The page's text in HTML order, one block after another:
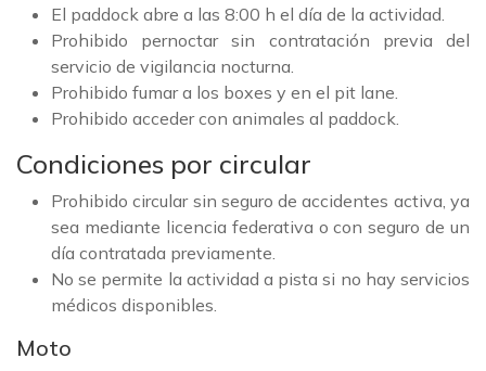
El paddock abre a las 8:00 h el día de la actividad.
Prohibido pernoctar sin contratación previa del
servicio de vigilancia nocturna.
Prohibido fumar a los boxes y en el pit lane.
Prohibido acceder con animales al paddock.
Condiciones por circular
Prohibido circular sin seguro de accidentes activa, ya
sea mediante licencia federativa o con seguro de un
día contratada previamente.
No se permite la actividad a pista si no hay servicios
médicos disponibles.
Moto